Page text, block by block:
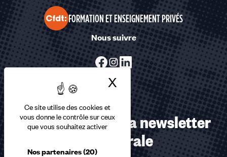
Ce site utilise des cookies et
vous donne le contrôle sur ceux
que vous souhaitez activer
Nos partenaires(20)
X Masquer le
FORMATION ET ENSEIGNEMENT PRIVÉS
Nous suivre
Abonnez-vous à la newsletter
confédérale